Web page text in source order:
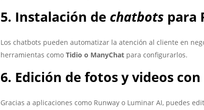
5. Instalación de chatbots para
Los chatbots pueden automatizar la atención al cliente en
herramientas como Tidio o ManyChat para configurarlos.
6. Edición de fotos y videos con
Gracias a aplicaciones como Runway o Luminar AI, puedes